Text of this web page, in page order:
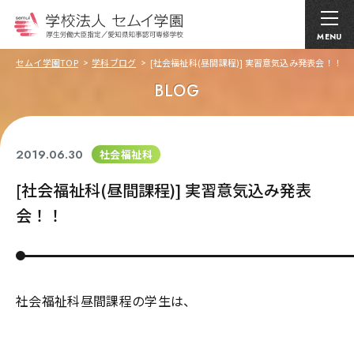
MENU
セムイ学園TOP 学科ブログ [社会福祉科(昼間課程)] 実習意気込み発表会！！
BLOG
2019.06.30 社会福祉科
[社会福祉科(昼間課程)] 実習意気込み発表
会！！
社会福祉科昼間課程の学生は、